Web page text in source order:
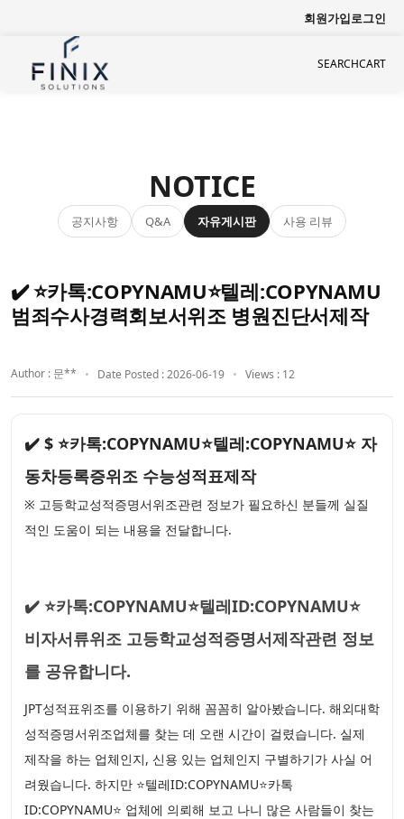
회원가입로그인
SEARCHCART
NOTICE
공지사항 Q&A 자유게시판 사용 리뷰
✔️ ⭐카톡:COPYNAMU⭐텔레:COPYNAMU
범죄수사경력회보서위조 병원진단서제작
Author : 문** Date Posted : 2026-06-19 Views : 12
✔️ $ ⭐카톡:COPYNAMU⭐텔레:COPYNAMU⭐ 자
동차등록증위조 수능성적표제작
※ 고등학교성적증명서위조관련 정보가 필요하신 분들께 실질
적인 도움이 되는 내용을 전달합니다.
✔️ ⭐카톡:COPYNAMU⭐텔레ID:COPYNAMU⭐
비자서류위조 고등학교성적증명서제작관련 정보
를 공유합니다.
JPT성적표위조를 이용하기 위해 꼼꼼히 알아봤습니다. 해외대학
성적증명서위조업체를 찾는 데 오랜 시간이 걸렸습니다. 실제
제작을 하는 업체인지, 신용 있는 업체인지 구별하기가 사실 어
려웠습니다. 하지만 ⭐텔레ID:COPYNAMU⭐카톡
ID:COPYNAMU⭐ 업체에 의뢰해 보고 나니 많은 사람들이 찾는